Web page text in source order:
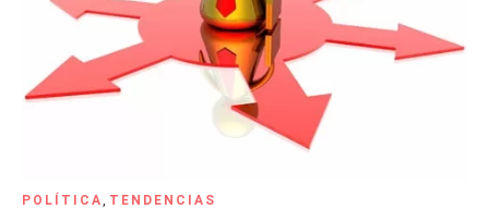
POLÍTICA TENDENCIAS